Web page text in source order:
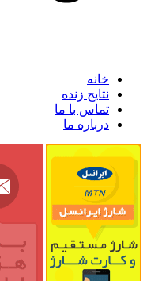
خانه
نتایج زنده
تماس با ما
درباره ما